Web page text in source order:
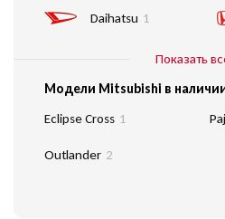
Daihatsu 1
Показать
Модели Mitsubishi в
Eclipse Cross 1
Outlander 2